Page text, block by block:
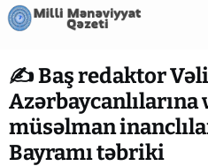
✍️ Baş redaktor
Azərbaycanlılarına
müsəlman
Bayramı təbriki